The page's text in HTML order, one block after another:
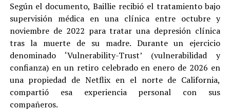
Según el documento, Baillie recibió el tratamiento bajo
supervisión médica en una clínica entre octubre y
noviembre de 2022 para tratar una depresión clínica
tras la muerte de su madre. Durante un ejercicio
denominado ‘Vulnerability-Trust’ (vulnerabilidad y
confianza) en un retiro celebrado en enero de 2026 en
una propiedad de Netflix en el norte de California,
compartió esa experiencia personal con sus
compañeros.